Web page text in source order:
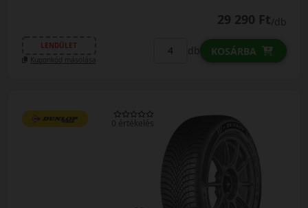
29 290 Ft/db
LENDÜLET
Kuponkód másolása
db KOSÁRBA
0 értékelés